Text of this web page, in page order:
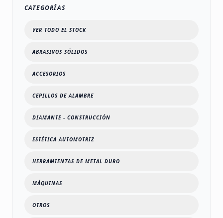
CATEGORÍAS
VER TODO EL STOCK
ABRASIVOS SÓLIDOS
ACCESORIOS
CEPILLOS DE ALAMBRE
DIAMANTE - CONSTRUCCIÓN
ESTÉTICA AUTOMOTRIZ
HERRAMIENTAS DE METAL DURO
MÁQUINAS
OTROS